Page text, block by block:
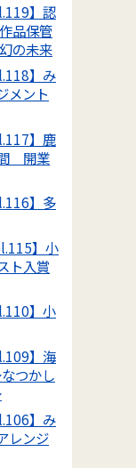
】認
品保管
の未来
】み
メント
】鹿
間 開業
】多
】小
ト入賞
】小
】海
つかし
】み
レンジ